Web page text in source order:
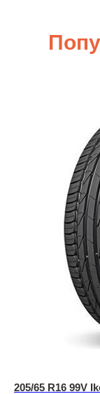
205/65 R16 99V